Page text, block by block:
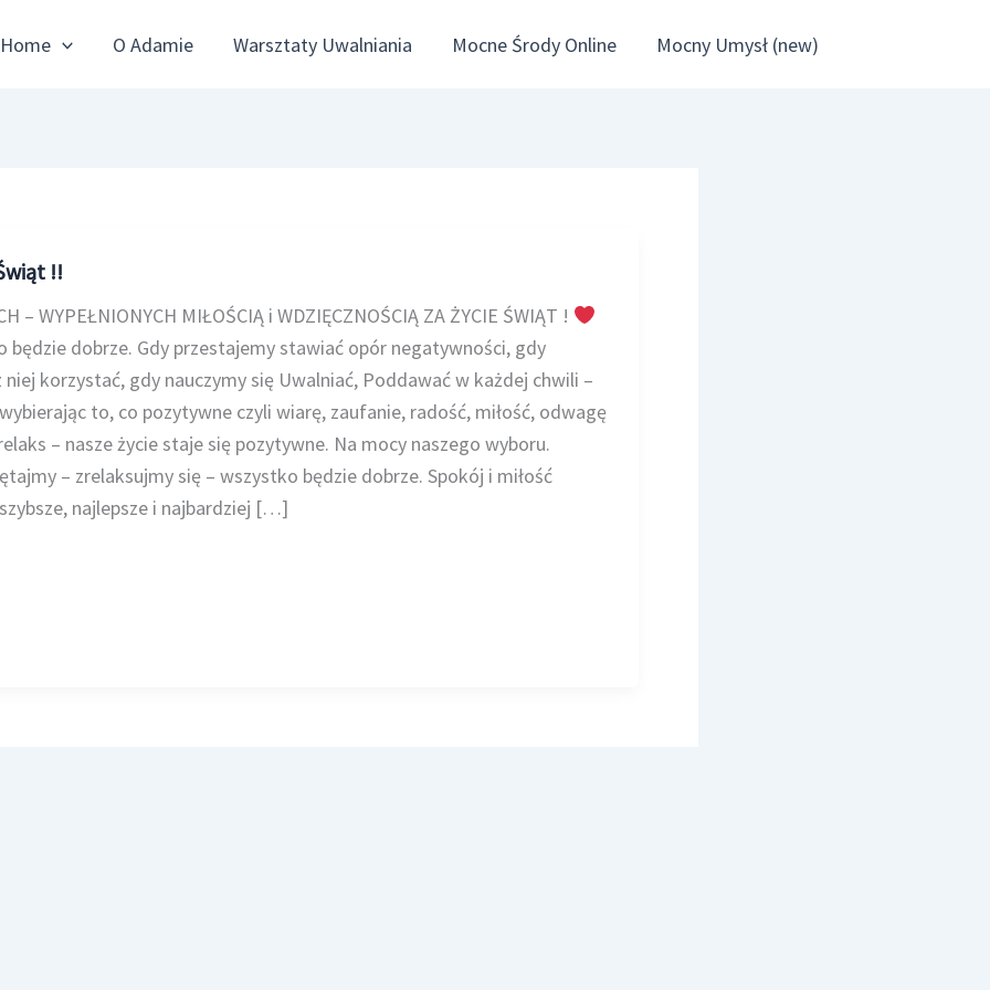
Home O Adamie Warsztaty Uwalniania Mocne Środy Online Mocny Umysł (new)
!!
– WYPEŁNIONYCH MIŁOŚCIĄ i WDZIĘCZNOŚCIĄ ZA ŻYCIE ŚWIĄT !
dobrze. Gdy przestajemy stawiać opór negatywności, gdy
korzystać, gdy nauczymy się Uwalniać, Poddawać w każdej chwili –
to, co pozytywne czyli wiarę, zaufanie, radość, miłość, odwagę
– nasze życie staje się pozytywne. Na mocy naszego wyboru.
– zrelaksujmy się – wszystko będzie dobrze. Spokój i miłość
najlepsze i najbardziej […]